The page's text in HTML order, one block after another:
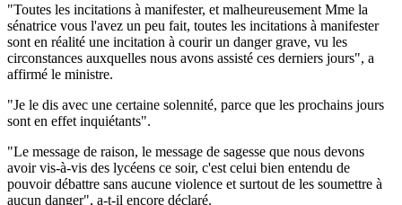
"Toutes les incitations à manifester, et malheureusement Mme la
sénatrice vous l'avez un peu fait, toutes les incitations à manifester
sont en réalité une incitation à courir un danger grave, vu les
circonstances auxquelles nous avons assisté ces derniers jours", a
affirmé le ministre.
"Je le dis avec une certaine solennité, parce que les prochains jours
sont en effet inquiétants".
"Le message de raison, le message de sagesse que nous devons
avoir vis-à-vis des lycéens ce soir, c'est celui bien entendu de
pouvoir débattre sans aucune violence et surtout de les soumettre à
aucun danger", a-t-il encore déclaré.